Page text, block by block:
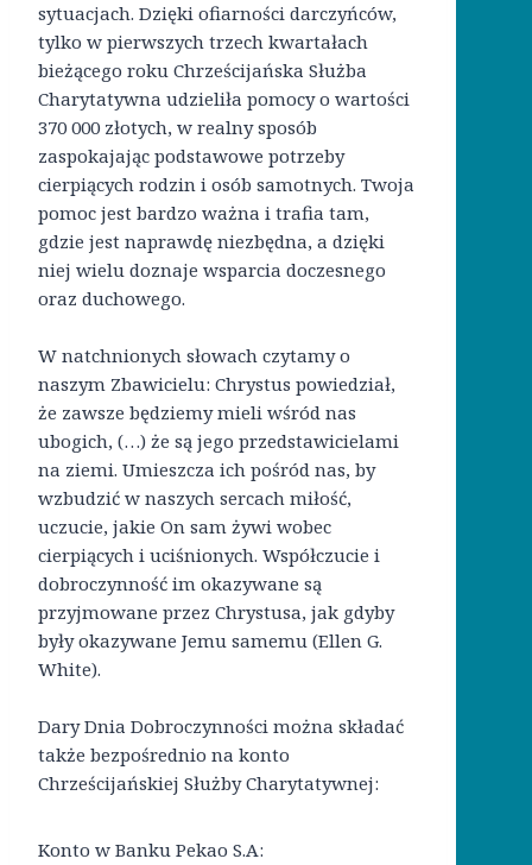
sytuacjach. Dzięki ofiarności darczyńców,
tylko w pierwszych trzech kwartałach
bieżącego roku Chrześcijańska Służba
Charytatywna udzieliła pomocy o wartości
370 000 złotych, w realny sposób
zaspokajając podstawowe potrzeby
cierpiących rodzin i osób samotnych. Twoja
pomoc jest bardzo ważna i trafia tam,
gdzie jest naprawdę niezbędna, a dzięki
niej wielu doznaje wsparcia doczesnego
oraz duchowego.
W natchnionych słowach czytamy o
naszym Zbawicielu: Chrystus powiedział,
że zawsze będziemy mieli wśród nas
ubogich, (…) że są jego przedstawicielami
na ziemi. Umieszcza ich pośród nas, by
wzbudzić w naszych sercach miłość,
uczucie, jakie On sam żywi wobec
cierpiących i uciśnionych. Współczucie i
dobroczynność im okazywane są
przyjmowane przez Chrystusa, jak gdyby
były okazywane Jemu samemu (Ellen G.
White).
Dary Dnia Dobroczynności można składać
także bezpośrednio na konto
Chrześcijańskiej Służby Charytatywnej:
Konto w Banku Pekao S.A: